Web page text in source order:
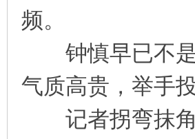
频。
钟慎早已不是
气质高贵，举手
记者拐弯抹角